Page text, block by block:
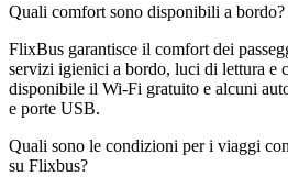
Quali comfort sono disponibili a bordo?
FlixBus garantisce il comfort dei
servizi igienici a bordo, luci di lettura e
disponibile il Wi-Fi gratuito e alcuni
e porte USB.
Quali sono le condizioni per i viaggi
su Flixbus?